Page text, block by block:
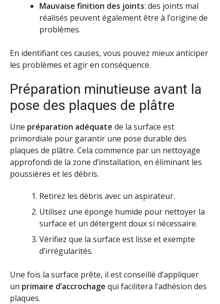
Mauvaise finition des joints: des joints mal
réalisés peuvent également être à l’origine de
problèmes.
En identifiant ces causes, vous pouvez mieux anticiper
les problèmes et agir en conséquence.
Préparation minutieuse avant la
pose des plaques de plâtre
Une préparation adéquate de la surface est
primordiale pour garantir une pose durable des
plaques de plâtre. Cela commence par un nettoyage
approfondi de la zone d’installation, en éliminant les
poussières et les débris.
Retirez les débris avec un aspirateur.
Utilisez une éponge humide pour nettoyer la
surface et un détergent doux si nécessaire.
Vérifiez que la surface est lisse et exempte
d’irrégularités.
Une fois la surface prête, il est conseillé d’appliquer
un primaire d’accrochage qui facilitera l’adhésion des
plaques.